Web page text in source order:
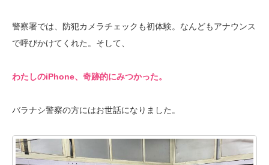
警察署では、防犯カメラチェックも初体験。なんどもアナウンス
で呼びかけてくれた。そして、
わたしのiPhone、奇跡的にみつかった。
バラナシ警察の方にはお世話になりました。